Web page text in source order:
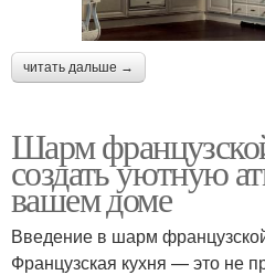
читать дальше →
Шарм
создать уютную
вашем доме
Введение в шарм
Французская кухня — это не